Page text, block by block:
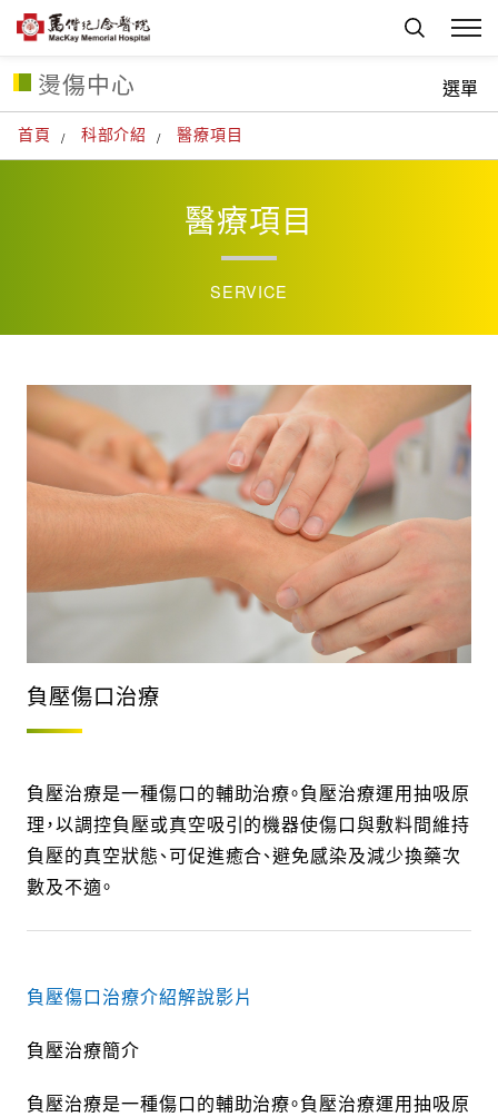
首頁 科部介紹 醫療項目
燙傷中心 選單
醫療項目
SERVICE
負壓傷口治療
負壓治療是一種傷口的輔助治療。負壓治療運用抽吸原
理，以調控負壓或真空吸引的機器使傷口與敷料間維持
負壓的真空狀態、可促進癒合、避免感染及減少換藥次
數及不適。
負壓傷口治療介紹解說影片
負壓治療簡介
負壓治療是一種傷口的輔助治療。負壓治療運用抽吸原